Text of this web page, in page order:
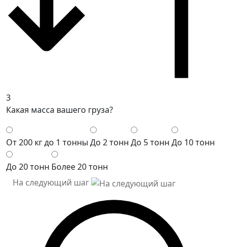
3
Какая масса вашего груза?
От 200 кг до 1 тонны До 2 тонн До 5 тонн До 10 тонн
До 20 тонн Более 20 тонн
На следующий шаг